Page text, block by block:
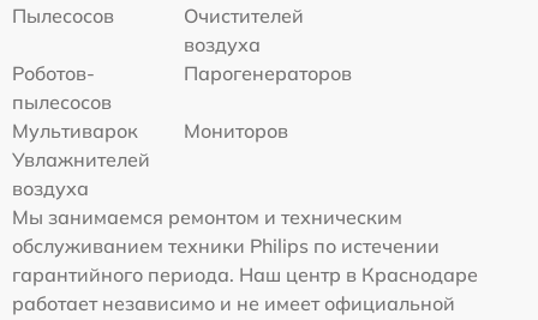
Пылесосов
Очистителей
воздуха
Роботов-
пылесосов
Парогенераторов
Мультиварок
Мониторов
Увлажнителей
воздуха
Мы занимаемся ремонтом и техническим
обслуживанием техники Philips по истечении
гарантийного периода. Наш центр в Краснодаре
работает независимо и не имеет официальной